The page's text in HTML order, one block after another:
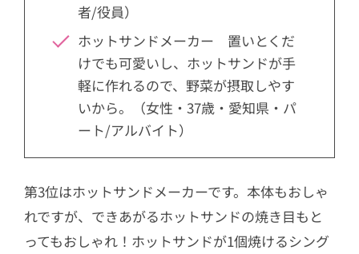
者/役員）
ホットサンドメーカー 置いとくだ
けでも可愛いし、ホットサンドが手
軽に作れるので、野菜が摂取しやす
いから。（女性・37歳・愛知県・パ
ート/アルバイト）
第3位はホットサンドメーカーです。本体もおしゃ
れですが、できあがるホットサンドの焼き目もと
ってもおしゃれ！ホットサンドが1個焼けるシング